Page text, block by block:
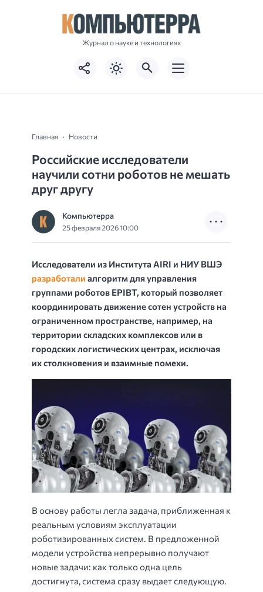
Журнал о науке и технологиях
Главная Новости
Российские исследователи
научили сотни роботов не мешать
друг другу
Компьютерра
25 февраля 2026 10:00
Исследователи из Института AIRI и НИУ ВШЭ
разработали алгоритм для управления
группами роботов EPIBT, который позволяет
координировать движение сотен устройств на
ограниченном пространстве, например, на
территории складских комплексов или в
городских логистических центрах, исключая
их столкновения и взаимные помехи.
В основу работы легла задача, приближенная к
реальным условиям эксплуатации
роботизированных систем. В предложенной
модели устройства непрерывно получают
новые задачи: как только одна цель
достигнута, система сразу выдает следующую.